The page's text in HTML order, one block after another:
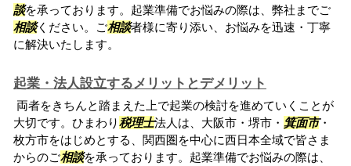
談を承っております。起業準備でお悩みの際は、弊社までご
相談ください。ご相談者様に寄り添い、お悩みを迅速・丁寧
に解決いたします。
起業・法人設立するメリットとデメリット
両者をきちんと踏まえた上で起業の検討を進めていくことが
大切です。ひまわり税理士法人は、大阪市・堺市・ 箕面市・
枚方市をはじめとする、関西圏を中心に西日本全域で皆さま
からのご相談を承っております。起業準備でお悩みの際は、